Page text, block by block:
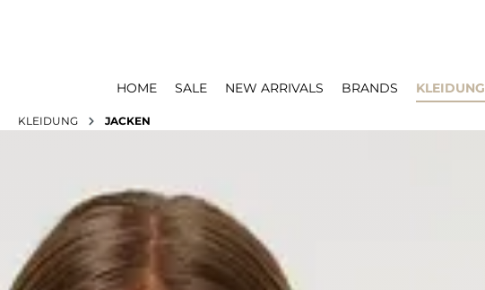
HOME SALE NEW ARRIVALS BRANDS KLEIDUNG
KLEIDUNG JACKEN